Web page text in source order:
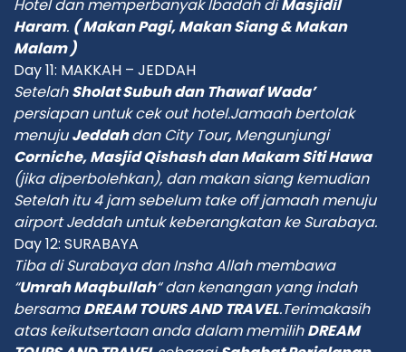
Hotel dan memperbanyak Ibadah diMasjidil
Haram. ( Makan Pagi, Makan Siang & Makan
Malam )
Day 11: MAKKAH – JEDDAH
SetelahSholat Subuh dan Thawaf Wada’
persiapan untuk cek out hotel.Jamaah bertolak
menujuJeddahdan City Tour,Mengunjungi
Corniche, Masjid Qishash dan Makam Siti Hawa
(jika diperbolehkan), dan makan siang kemudian
Setelah itu 4 jam sebelum take off jamaah menuju
airport Jeddah untuk keberangkatan ke Surabaya.
Day 12: SURABAYA
Tiba di Surabaya dan Insha Allah membawa
“Umrah Maqbullah“ dan kenangan yang indah
bersamaDREAM TOURS AND TRAVEL.Terimakasih
atas keikutsertaan anda dalam memilihDREAM